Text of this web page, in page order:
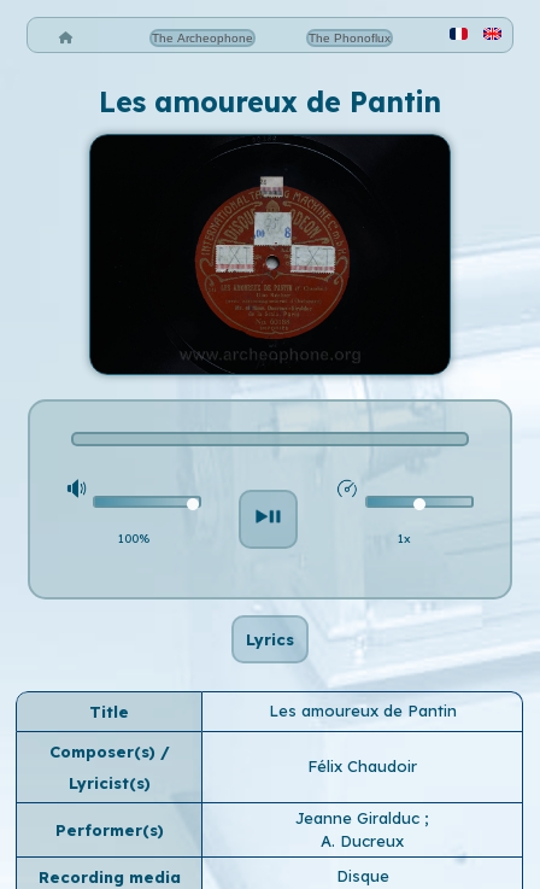
The Archeophone The Phonoflux
Les amoureux de Pantin
100% 1x
Lyrics
Title Les amoureux de Pantin
Composer(s) /
Lyricist(s)
Félix Chaudoir
Performer(s)
Jeanne Giralduc ;
A. Ducreux
Recording media
Disque